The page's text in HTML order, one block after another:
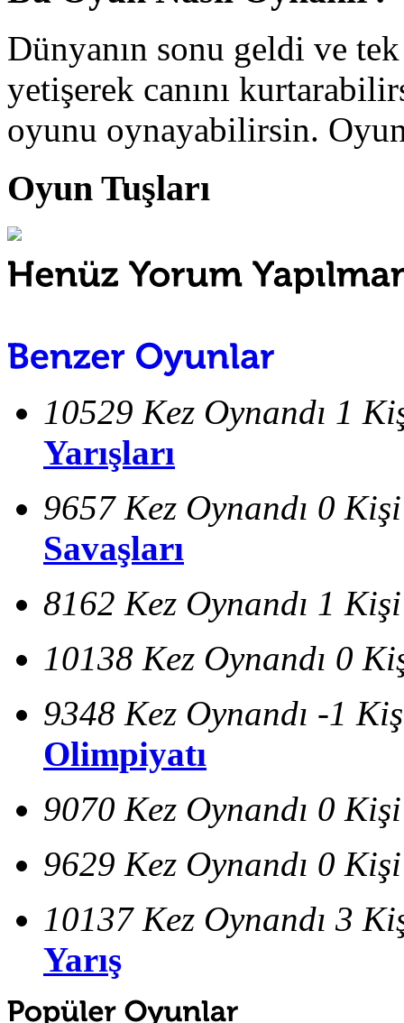
Dünyanın sonu geldi ve
yetişerek canını
oyunu oynayabilirsin.
Oyun Tuşları
10529 Kez Oynandı 1
Yarışları
9657 Kez Oynandı 0
Savaşları
8162 Kez Oynandı 1
10138 Kez Oynandı 0
9348 Kez Oynandı -1
Olimpiyatı
9070 Kez Oynandı 0
9629 Kez Oynandı 0
10137 Kez Oynandı 3
Yarış